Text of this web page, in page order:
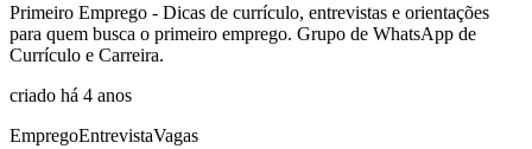
Primeiro Emprego - Dicas de currículo, entrevistas e orientações
para quem busca o primeiro emprego. Grupo de WhatsApp de
Currículo e Carreira.
criado há 4 anos
EmpregoEntrevistaVagas